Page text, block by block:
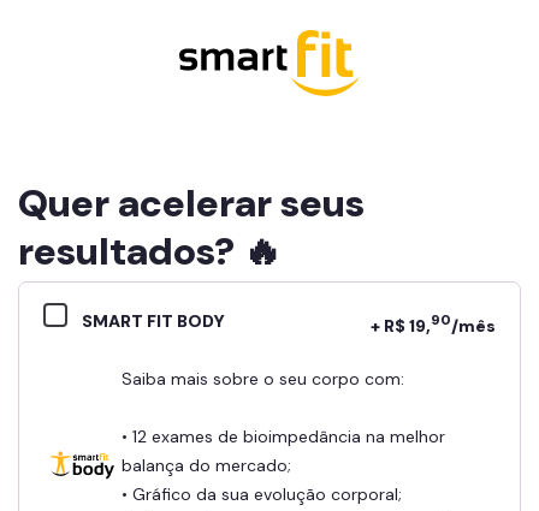
Quer acelerar seus
resultados? 🔥
SMART FIT BODY + R$ 19,90/mês
Saiba mais sobre o seu corpo com:
• 12 exames de bioimpedância na melhor
balança do mercado;
• Gráfico da sua evolução corporal;